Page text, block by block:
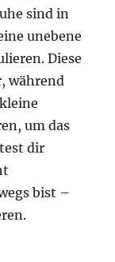
sind in
unebene
Diese
während
um das
dir
bist –